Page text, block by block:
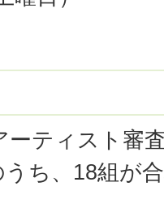
ーティスト審
ち、18組が